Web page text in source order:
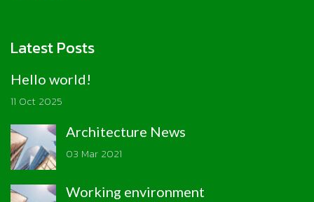
Latest Posts
Hello world!
11 Oct 2025
Architecture News
03 Mar 2021
Working environment